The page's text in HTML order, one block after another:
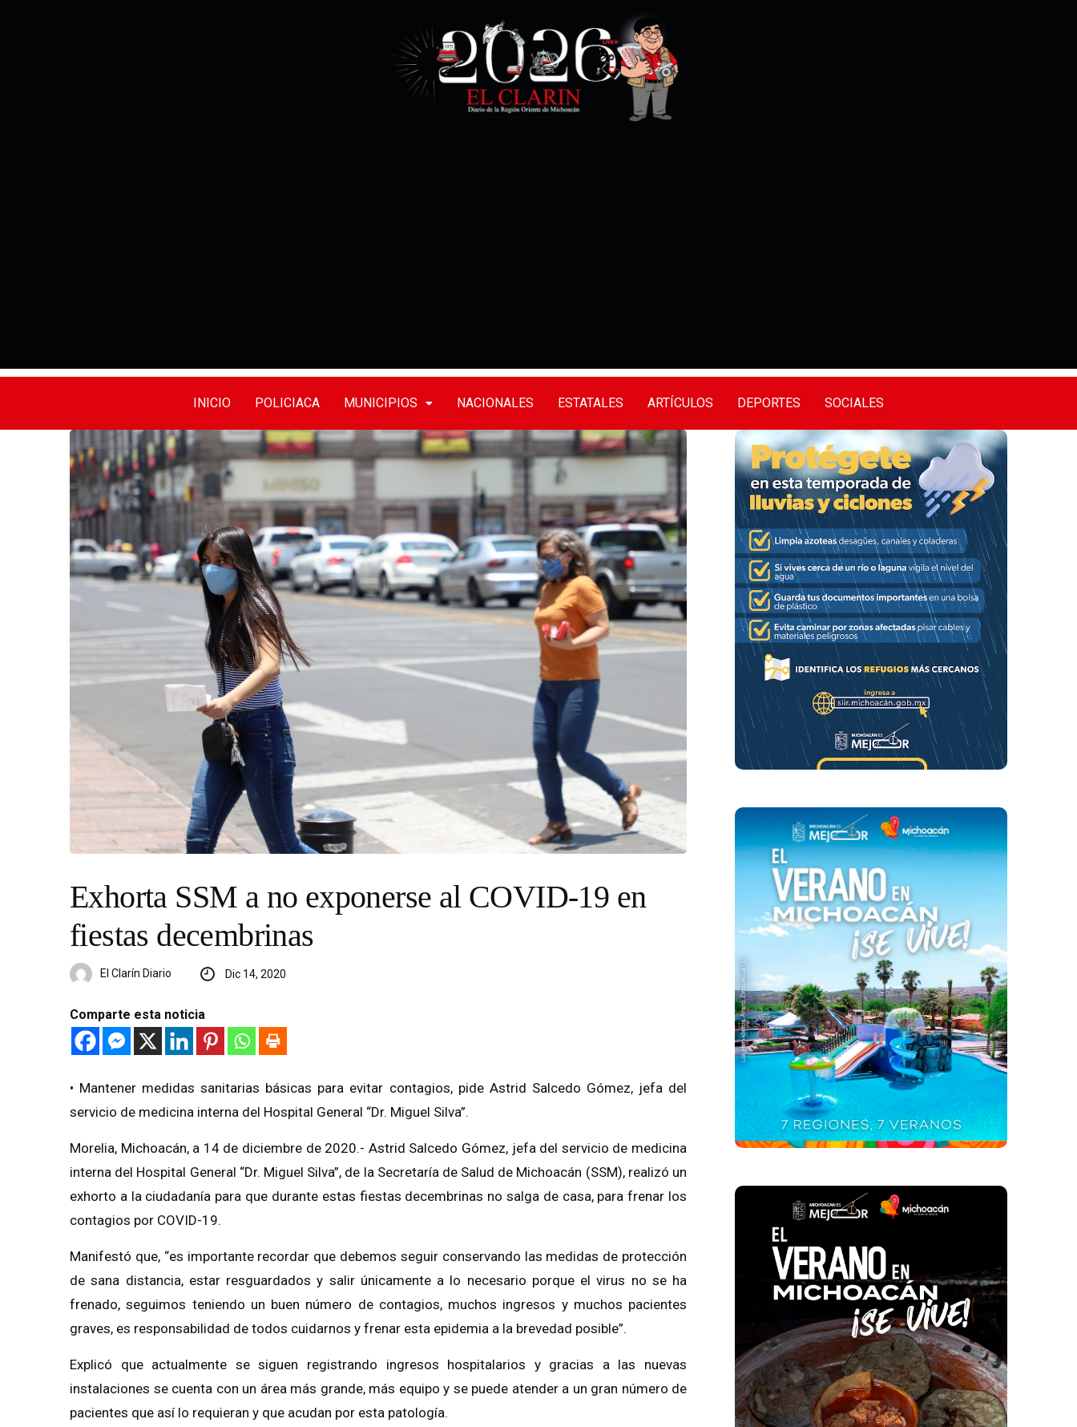
INICIO POLICIACA MUNICIPIOS NACIONALES ESTATALES ARTÍCULOS DEPORTES SOCIALES
Exhorta SSM a no exponerse al COVID-19 en
fiestas decembrinas
El Clarín Diario Dic 14, 2020
Comparte esta noticia
• Mantener medidas sanitarias básicas para evitar contagios, pide Astrid Salcedo Gómez, jefa del
servicio de medicina interna del Hospital General “Dr. Miguel Silva”.
Morelia, Michoacán, a 14 de diciembre de 2020.- Astrid Salcedo Gómez, jefa del servicio de medicina
interna del Hospital General “Dr. Miguel Silva”, de la Secretaría de Salud de Michoacán (SSM), realizó un
exhorto a la ciudadanía para que durante estas fiestas decembrinas no salga de casa, para frenar los
contagios por COVID-19.
Manifestó que, “es importante recordar que debemos seguir conservando las medidas de protección
de sana distancia, estar resguardados y salir únicamente a lo necesario porque el virus no se ha
frenado, seguimos teniendo un buen número de contagios, muchos ingresos y muchos pacientes
graves, es responsabilidad de todos cuidarnos y frenar esta epidemia a la brevedad posible”.
Explicó que actualmente se siguen registrando ingresos hospitalarios y gracias a las nuevas
instalaciones se cuenta con un área más grande, más equipo y se puede atender a un gran número de
pacientes que así lo requieran y que acudan por esta patología.